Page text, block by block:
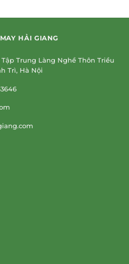
HẢI GIANG
Trung Làng Nghề Thôn Triều
Trì, Hà Nội